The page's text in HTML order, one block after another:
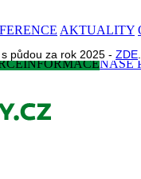
AKTUALITY
půdou za rok 2025 - ZDE
INFORMACENAŠE
půdou za rok 2025 - ZDE